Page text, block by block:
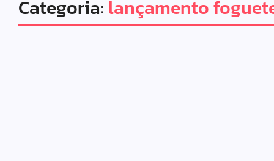
Categoria: lançamento